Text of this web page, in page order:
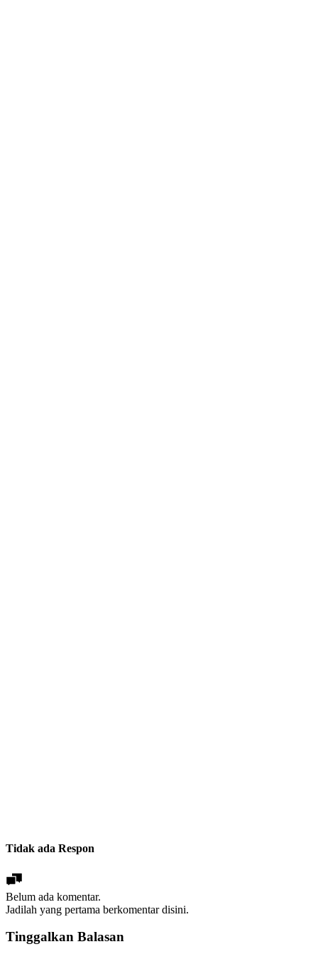
Tidak ada Respon
Belum ada komentar.
Jadilah yang pertama berkomentar disini.
Tinggalkan Balasan